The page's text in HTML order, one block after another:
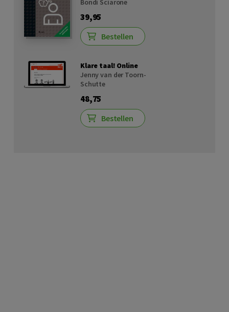
Bondi Sciarone
39,95
Bestellen
Klare taal! Online
Jenny van der Toorn-
Schutte
48,75
Bestellen